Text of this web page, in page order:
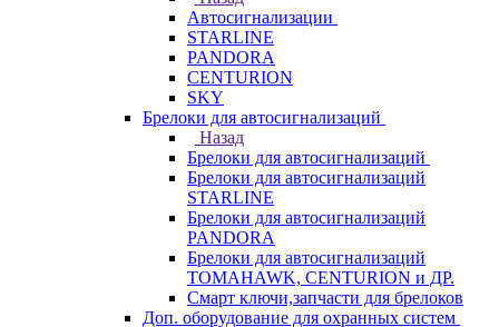
Автосигнализации
STARLINE
PANDORA
CENTURION
SKY
Брелоки для автосигнализаций
Назад
Брелоки для автосигнализаций
Брелоки для автосигнализаций
STARLINE
Брелоки для автосигнализаций
PANDORA
Брелоки для автосигнализаций
TOMAHAWK, CENTURION и ДР.
Смарт ключи,запчасти для брелоков
Доп. оборудование для охранных систем